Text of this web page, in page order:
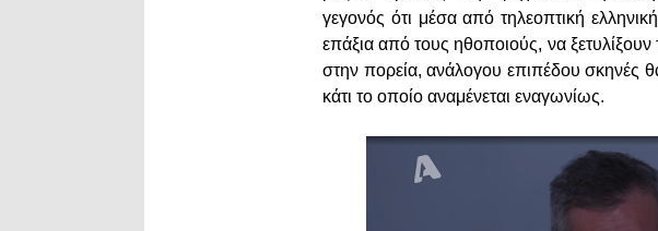
γεγονός ότι μέσα από τηλεοπτική
επάξια από τους ηθοποιούς, να
στην πορεία, ανάλογου επιπέδου σκηνές
κάτι το οποίο αναμένεται εναγωνίως.